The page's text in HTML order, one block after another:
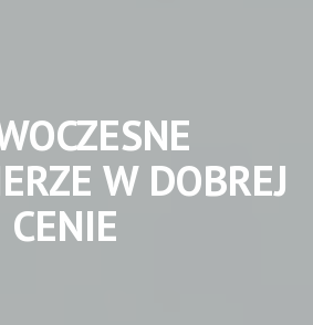
W DOBREJ
CENIE